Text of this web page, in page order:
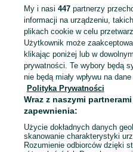
Mapa kategorii
Mapa miejscowości
Mapa ministron
Popularne wyszukiwania
My i nasi 447partnerzy
informacji na urządzeniu,
plikach cookie w celu
Użytkownik może
klikając poniżej lub w
prywatności. Te wybory będą
nie będą miały wpływu na
Polityka Prywatności
Wraz z naszymi
zapewnienia:
Użycie dokładnych danych
skanowanie charakterystyki
Rozumienie odbiorców dzięki